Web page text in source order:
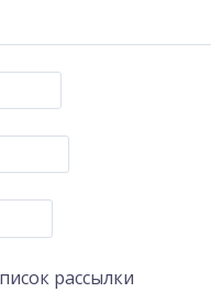
рассылки